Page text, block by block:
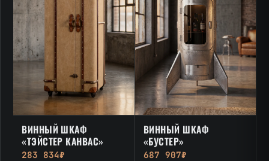
ВИННЫЙ ШКАФ
«ТЭЙСТЕР КАНВАС»
283 834₽
ВИННЫЙ ШКАФ
«БУСТЕР»
687 907₽